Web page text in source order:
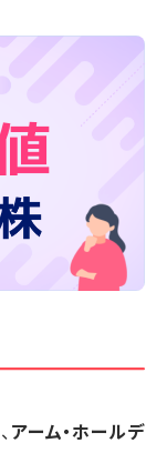
、アーム・ホールデ